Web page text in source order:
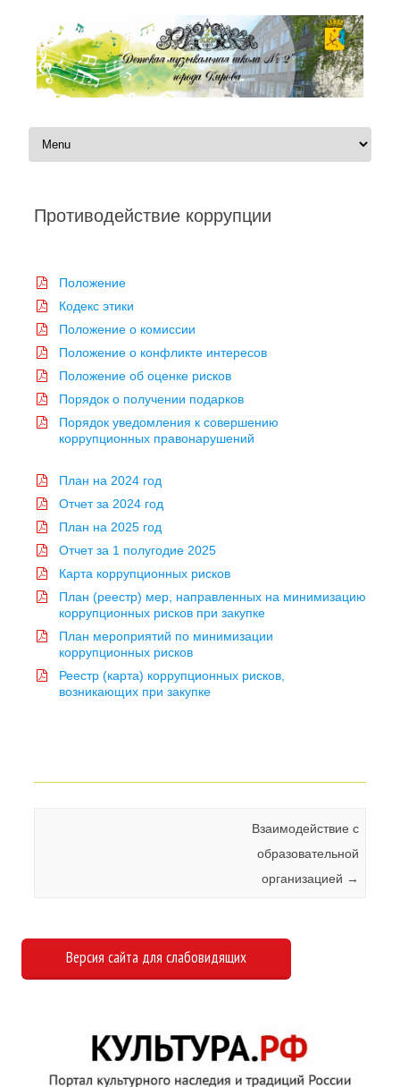
Перейти к содержимому
Противодействие коррупции
Положение
Кодекс этики
Положение о комиссии
Положение о конфликте интересов
Положение об оценке рисков
Порядок о получении подарков
Порядок уведомления к совершению
коррупционных правонарушений
План на 2024 год
Отчет за 2024 год
План на 2025 год
Отчет за 1 полугодие 2025
Карта коррупционных рисков
План (реестр) мер, направленных на минимизацию
коррупционных рисков при закупке
План мероприятий по минимизации
коррупционных рисков
Реестр (карта) коррупционных рисков,
возникающих при закупке
Взаимодействие с
образовательной
организацией →
Версия сайта для слабовидящих